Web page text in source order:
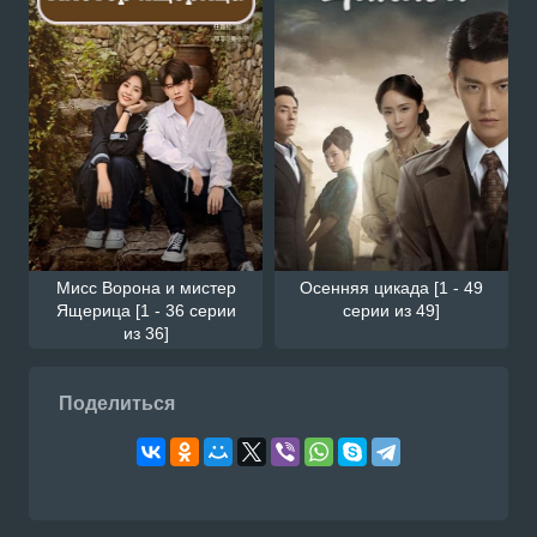
Мисс Ворона и мистер
Ящерица [1 - 36 серии
из 36]
Осенняя цикада [1 - 49
серии из 49]
Смотреть Южнокорейский
ный день, чтобы стать
й онлайн на сайте
doramiru.com
Поделиться